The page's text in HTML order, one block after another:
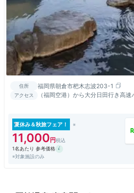
住所 福岡県朝倉市杷木志波203-1
アクセス
（福岡空港）から大分日田行き高
夏休み＆秋旅フェア！
11,000
1名あたり 参考価格
※対象施設のみ